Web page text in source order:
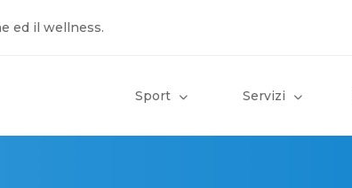
ed il wellness.
Sport Servizi